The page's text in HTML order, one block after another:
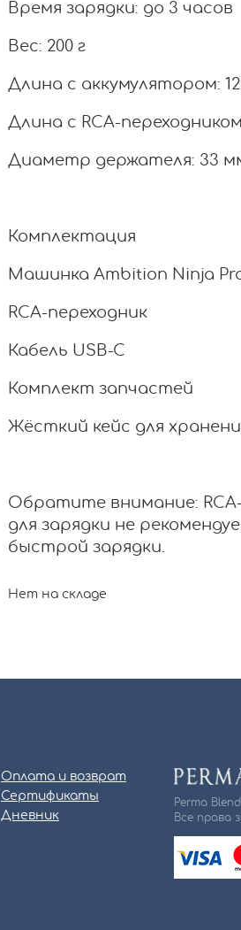
Время зарядки: до 3 часов
Вес: 200 г
Длина с аккумулятором:
Длина с RCA-
Диаметр держателя: 33
Комплектация
Машинка Ambition Ninja
RCA-переходник
Кабель USB-C
Комплект запчастей
Жёсткий кейс для
Обратите внимание:
для зарядки не
быстрой зарядки.
Нет на складе
Оплата и возврат
Сертификаты
Дневник
Perma
Все права